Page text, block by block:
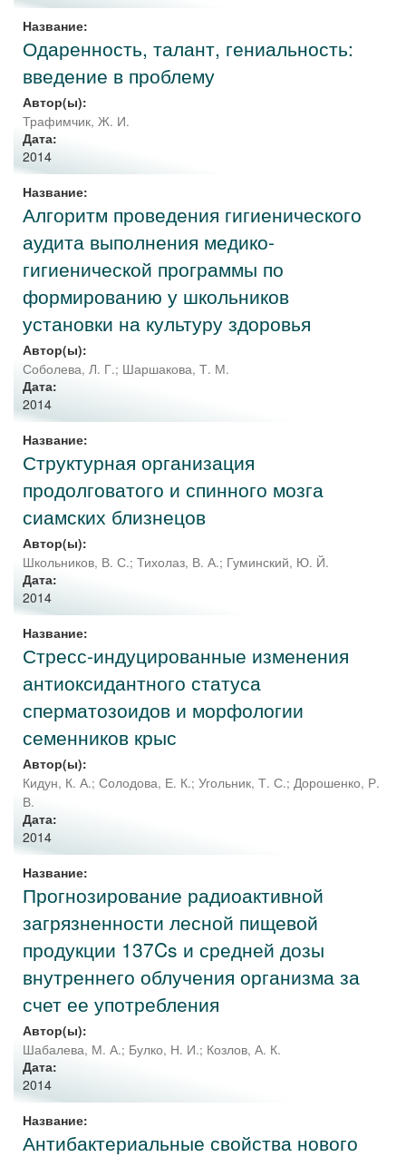
Название:
Одаренность, талант, гениальность:
введение в проблему
Автор(ы):
Трафимчик, Ж. И.
Дата:
2014
Название:
Алгоритм проведения гигиенического
аудита выполнения медико-
гигиенической программы по
формированию у школьников
установки на культуру здоровья
Автор(ы):
Соболева, Л. Г.; Шаршакова, Т. М.
Дата:
2014
Название:
Структурная организация
продолговатого и спинного мозга
сиамских близнецов
Автор(ы):
Школьников, В. С.; Тихолаз, В. А.; Гуминский, Ю. Й.
Дата:
2014
Название:
Стресс-индуцированные изменения
антиоксидантного статуса
сперматозоидов и морфологии
семенников крыс
Автор(ы):
Кидун, К. А.; Солодова, Е. К.; Угольник, Т. С.; Дорошенко, Р.
В.
Дата:
2014
Название:
Прогнозирование радиоактивной
загрязненности лесной пищевой
продукции 137Cs и средней дозы
внутреннего облучения организма за
счет ее употребления
Автор(ы):
Шабалева, М. А.; Булко, Н. И.; Козлов, А. К.
Дата:
2014
Название:
Антибактериальные свойства нового